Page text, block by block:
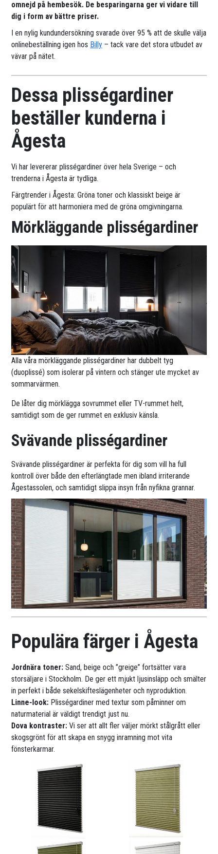
omnejd på hembesök. De besparingarna ger vi vidare till
dig i form av bättre priser.
I en nylig kundundersökning svarade över 95 % att de skulle välja
onlinebeställning igen hos Billy – tack vare det stora utbudet av
vävar på nätet.
Dessa plisségardiner
beställer kunderna i
Ågesta
Vi har levererar plisségardiner över hela Sverige – och
trenderna i Ågesta är tydliga.
Färgtrender i Ågesta: Gröna toner och klassiskt beige är
populärt för att harmoniera med de gröna omgivningarna.
Mörkläggande plisségardiner
Alla våra mörkläggande plisségardiner har dubbelt tyg
(duoplissé) som isolerar på vintern och stänger ute mycket av
sommarvärmen.
De låter dig mörklägga sovrummet eller TV-rummet helt,
samtidigt som de ger rummet en exklusiv känsla.
Svävande plisségardiner
Svävande plisségardiner är perfekta för dig som vill ha full
kontroll över både den efterlängtade men ibland irriterande
Ågestassolen, och samtidigt slippa insyn från nyfikna grannar.
Populära färger i Ågesta
Jordnära toner: Sand, beige och ”greige” fortsätter vara
storsäljare i Stockholm. De ger ett mjukt ljusinsläpp och smälter
in perfekt i både sekelskifteslägenheter och nyproduktion.
Linne-look: Plisségardiner med textur som påminner om
naturmaterial är väldigt trendigt just nu.
Dova kontraster: Vi ser att allt fler väljer mörkt stålgrått eller
skogsgrönt för att skapa en snygg inramning mot vita
fönsterkarmar.